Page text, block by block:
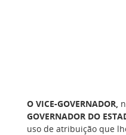
O VICE-GOVERNADOR,
GOVERNADOR DO
uso de atribuição que